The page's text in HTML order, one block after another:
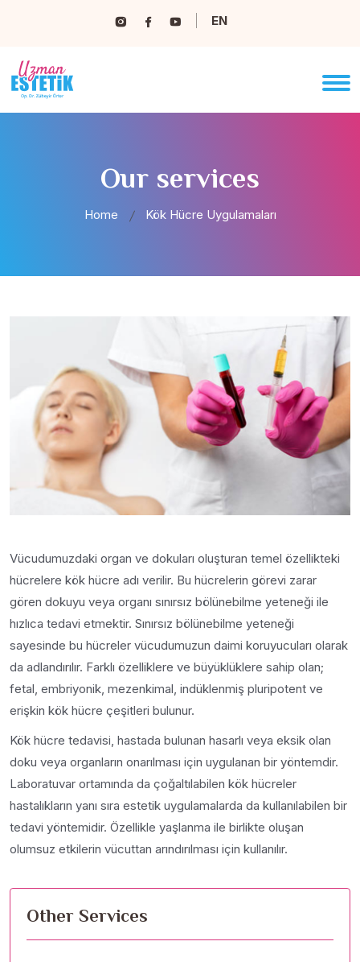
EN
Our services
Home Kök Hücre Uygulamaları
Vücudumuzdaki organ ve dokuları oluşturan temel özellikteki
hücrelere kök hücre adı verilir. Bu hücrelerin görevi zarar
gören dokuyu veya organı sınırsız bölünebilme yeteneği ile
hızlıca tedavi etmektir. Sınırsız bölünebilme yeteneği
sayesinde bu hücreler vücudumuzun daimi koruyucuları olarak
da adlandırılır. Farklı özelliklere ve büyüklüklere sahip olan;
fetal, embriyonik, mezenkimal, indüklenmiş pluripotent ve
erişkin kök hücre çeşitleri bulunur.
Kök hücre tedavisi, hastada bulunan hasarlı veya eksik olan
doku veya organların onarılması için uygulanan bir yöntemdir.
Laboratuvar ortamında da çoğaltılabilen kök hücreler
hastalıkların yanı sıra estetik uygulamalarda da kullanılabilen bir
tedavi yöntemidir. Özellikle yaşlanma ile birlikte oluşan
olumsuz etkilerin vücuttan arındırılması için kullanılır.
Other Services